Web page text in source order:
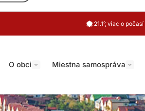
21.1°, viac o počasí
O obci Miestna samospráva